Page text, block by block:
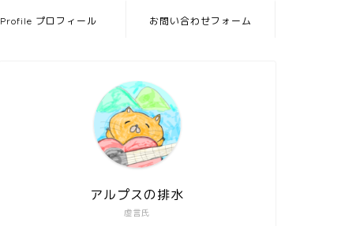
Profile プロフィール お問い合わせフォーム
虚言氏
アルプスの排水